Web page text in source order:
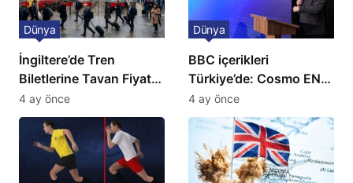
İngiltere’de Tren
Biletlerine Tavan Fiyat:
Ulaşımda Yeni
Düzenleme
Dünya
4 ay önce
BBC içerikleri
Türkiye’de: Cosmo EN
ve BBC Player yayında
Dünya
4 ay önce